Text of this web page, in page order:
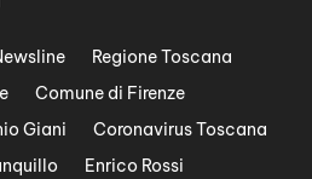
Regione Toscana
Comune di Firenze
Giani
Coronavirus Toscana
Enrico Rossi